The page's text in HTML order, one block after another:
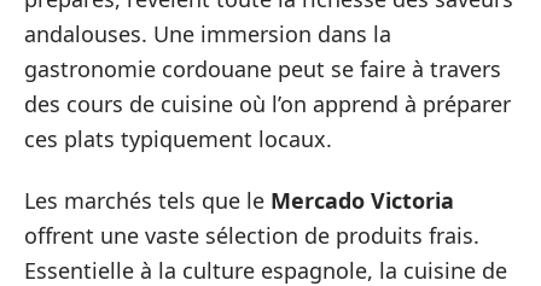
andalouses. Une immersion dans la
gastronomie cordouane peut se faire à travers
des cours de cuisine où l’on apprend à préparer
ces plats typiquement locaux.
Les marchés tels que le Mercado Victoria
offrent une vaste sélection de produits frais.
Essentielle à la culture espagnole, la cuisine de